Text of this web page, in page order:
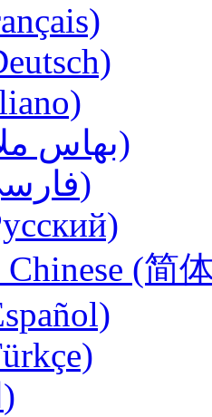
Malay (بهاس ملايو‎)
Persian (فارسی)
(简
Urdu (اردو)